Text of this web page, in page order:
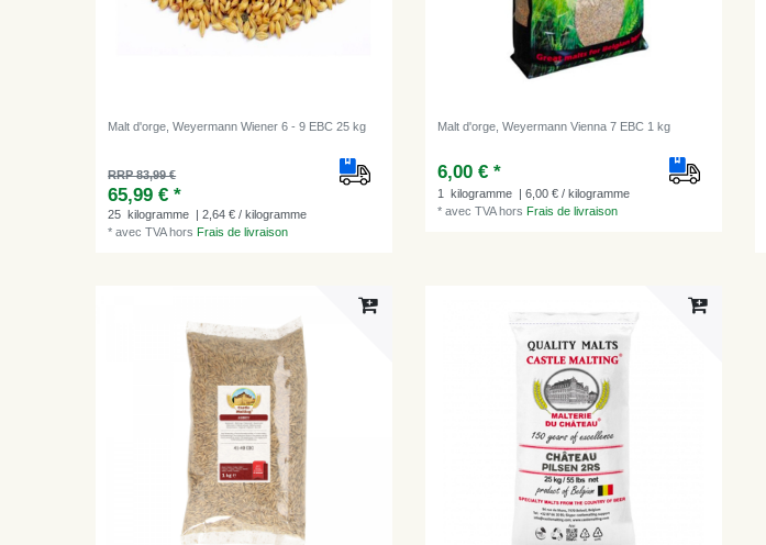
Malt d'orge, Weyermann Wiener 6 - 9 EBC 25 kg
RRP 83,99 €
65,99 € *
25 kilogramme | 2,64 € / kilogramme
*avec TVAhorsFrais de livraison
Malt d'orge, Weyermann Vienna 7 EBC 1 kg
6,00 € *
1 kilogramme | 6,00 € / kilogramme
*avec TVAhorsFrais de livraison